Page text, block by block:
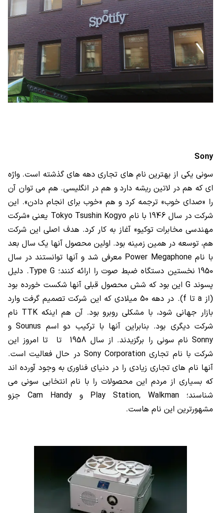
Sony
سونی یکی از بهترین نام های تجاری دهه های گذشته است. واژه
ای که هم در لاتین ریشه دارد و هم در انگلیسی. هم می توان آن
را «صدای خوب» ترجمه کرد و هم «خوب برای انجام دادن». این
شرکت در سال 1946 با نام
Tokyo Tsushin Kogyo یعنی «شرکت
مهندسی مخابرات توکیو» آغاز به کار کرد. هدف اصلی این شرکت
هم، توسعه در همین زمینه بود. اولین محصول آنها یک سال بعد
با نامPower Megaphone معرفی شد و آنها توانستند در سال
1950 نخستین دستگاه ضبط صوت را ارائه کنند؛
Type G. دلیل
پسوند Gاین بود که شش محصول قبلی آنها شکست خورده بود
(ازa تا f
). در دهه 50 میلادی که این شرکت تصمیم گرفت وارد
بازار جهانی شود، با مشکلی روبرو بود. آن هم اینکهTTK نام
شرکت دیگری بود. بنابراین آنها با ترکیب دو اسم Sounusو
Sonny
نام سونی را برگزیدند. از سال 1958 تا تا امروز این
شرکت با نام تجاری Sony Corporation در حال فعالیت است.
آنها نام های تجاری زیادی را در دنیای فناوری به وجود آورده اند
که بسیاری از مردم این محصولات را با نام انتخابی سونی می
شناسند؛ Play Station, Walkman و Handy
Cam جزو
مشهورترین این نام هاست.